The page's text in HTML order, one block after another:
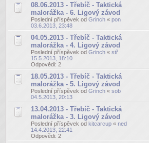
08.06.2013 - Třebíč - Taktická
malorážka - 6. Ligový závod
Poslední příspěvek od Grinch « pon
03.6.2013, 23:48
04.05.2013 - Třebíč - Taktická
malorážka - 4. Ligový závod
Poslední příspěvek od Grinch « stř
15.5.2013, 18:10
Odpovědi: 2
18.05.2013 - Třebíč - Taktická
malorážka - 5. Ligový závod
Poslední příspěvek od Grinch « sob
04.5.2013, 20:13
13.04.2013 - Třebíč - Taktická
malorážka - 3. Ligový závod
Poslední příspěvek od kitcarcup « ned
14.4.2013, 22:41
Odpovědi: 2